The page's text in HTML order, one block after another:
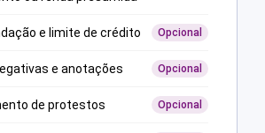
e limite de crédito Opcional
e anotações Opcional
de protestos Opcional